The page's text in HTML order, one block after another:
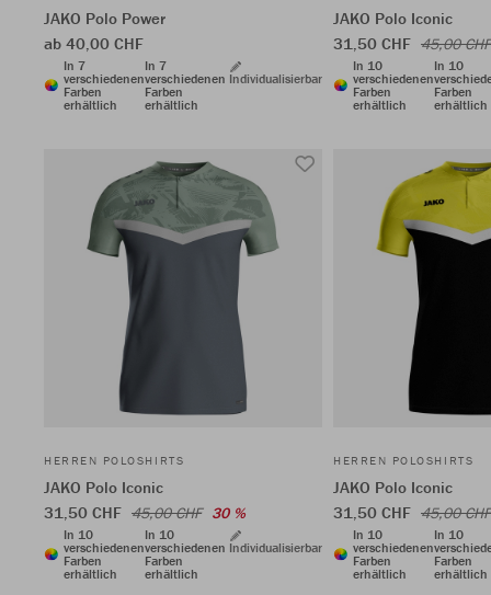
JAKO Polo Power
ab 40,00 CHF
In 7
verschiedenen
Farben
erhältlich
In 7
verschiedenen
Farben
erhältlich
Individualisierbar
JAKO Polo Iconic
31,50 CHF 45,00 CHF
In 10
verschiedenen
Farben
erhältlich
In 10
Farben
erhältlich
HERREN POLOSHIRTS
JAKO Polo Iconic
31,50 CHF 45,00 CHF 30 %
In 10
verschiedenen
Farben
erhältlich
In 10
verschiedenen
Farben
erhältlich
Individualisierbar
HERREN POLOSHIRTS
JAKO Polo Iconic
31,50 CHF 45,00 CHF
In 10
verschiedenen
Farben
erhältlich
In 10
Farben
erhältlich